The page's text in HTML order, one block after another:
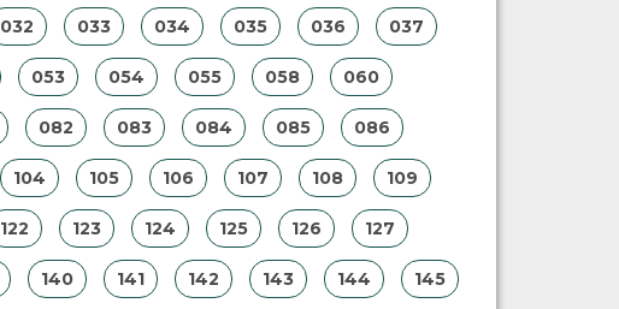
032 033 034 035 036 037
053 054 055 058 060
082 083 084 085 086
104 105 106 107 108 109
122 123 124 125 126 127
140 141 142 143 144 145